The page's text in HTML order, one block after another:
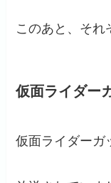
このあと、それ
仮面ライダー
仮面ライダーガ